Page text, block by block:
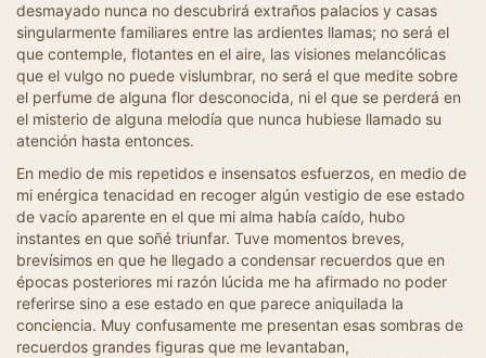
desmayado nunca no descubrirá extraños palacios y casas
singularmente familiares entre las ardientes llamas; no será el
que contemple, flotantes en el aire, las visiones melancólicas
que el vulgo no puede vislumbrar, no será el que medite sobre
el perfume de alguna flor desconocida, ni el que se perderá en
el misterio de alguna melodía que nunca hubiese llamado su
atención hasta entonces.
En medio de mis repetidos e insensatos esfuerzos, en medio de
mi enérgica tenacidad en recoger algún vestigio de ese estado
de vacío aparente en el que mi alma había caído, hubo
instantes en que soñé triunfar. Tuve momentos breves,
brevísimos en que he llegado a condensar recuerdos que en
épocas posteriores mi razón lúcida me ha afirmado no poder
referirse sino a ese estado en que parece aniquilada la
conciencia. Muy confusamente me presentan esas sombras de
recuerdos grandes figuras que me levantaban,